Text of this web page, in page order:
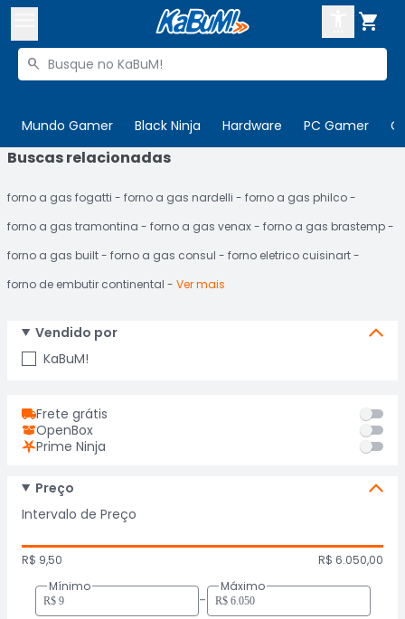

Buscar produtos

Mundo Gamer Black Ninja Hardware PC Gamer

 Departamentos
Cupons
 Mais Vendidos
Ativar tradutor em libras
ENTRE
CADASTRE-SE
Buscas relacionadas
forno a gas fogatti forno a gas nardelli
forno a gas philco
forno a gas tramontina
forno a gas venax
forno a gas brastemp
forno a gas built
forno a gas consul
forno eletrico cuisinart
forno de embutir continental
Ver mais
Vendido por
KaBuM!
Frete grátis
OpenBox
Prime Ninja
Preço
Intervalo de Preço
R$ 9,50
R$ 6.050,00
Mínimo
-
Máximo